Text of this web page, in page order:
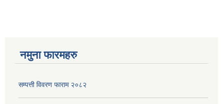
नमुना फारमहरु
सम्पत्ती विवरण फाराम २०८२